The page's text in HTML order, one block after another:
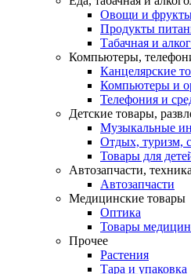
Овощи и
Продукты
Табачная и
Компьютеры,
Канцелярские
Компьютеры и
Телефония и
Детские товары,
Музыкальные
Отдых, туризм,
Товары для
Автозапчасти, техника
Автозапчасти
Медицинские товары
Оптика
Товары
Прочее
Растения
Тара и упаковка